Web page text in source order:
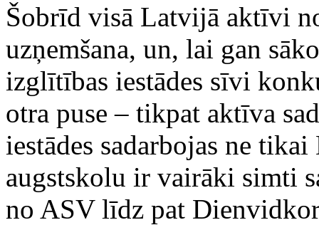
Šobrīd visā Latvijā aktīvi
uzņemšana, un, lai gan
izglītības iestādes sīvi
otra puse – tikpat aktīva
iestādes sadarbojas ne
augstskolu ir vairāki simti
no ASV līdz pat